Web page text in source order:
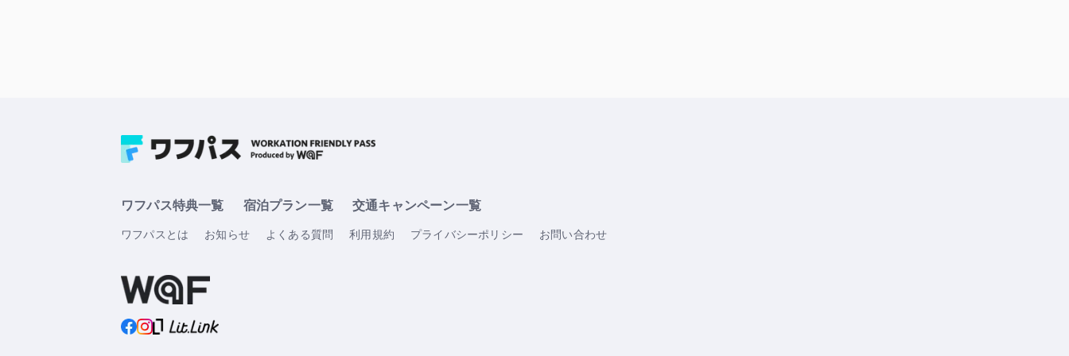
ワフパス特典一覧 宿泊プラン一覧 交通キャンペーン一覧
ワフパスとは お知らせ よくある質問 利用規約 プライバシーポリシー お問い合わせ